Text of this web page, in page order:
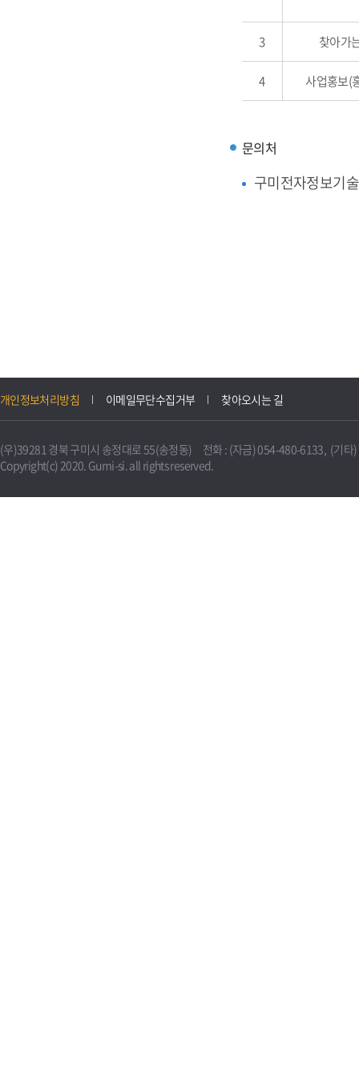
3 찾아가
4 사업홍보(
문의처
구미전자정보기
개인정보처리방침 이메일무단수집거부 찾아오시는 길
(우)39281 경북 구미시 송정대로 55(송정동) 전화 : (자금) 054-480-6133, (기타
Copyright(c) 2020. Gumi-si. all rights reserved.